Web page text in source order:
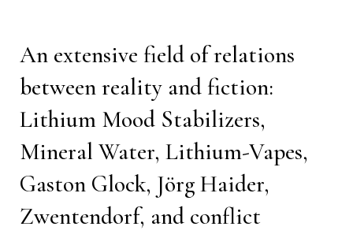
An extensive field of relations
between reality and fiction:
Lithium Mood Stabilizers,
Mineral Water, Lithium-Vapes,
Gaston Glock, Jörg Haider,
Zwentendorf, and conflict